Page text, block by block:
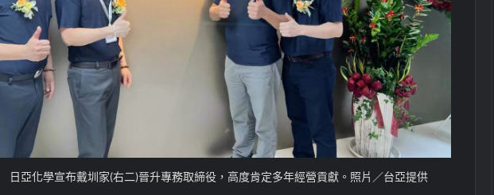
日亞化學宣布戴圳家(右二)晉升專務取締役，高度肯定多年經營貢獻。照片／台亞提供